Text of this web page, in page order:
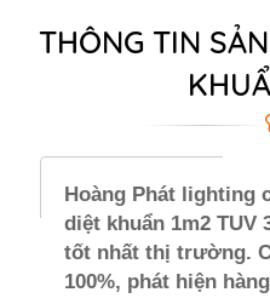
THÔNG TIN
Hoàng Phát lighting
diệt khuẩn 1m2 TUV
tốt nhất thị trường.
100%, phát hiện